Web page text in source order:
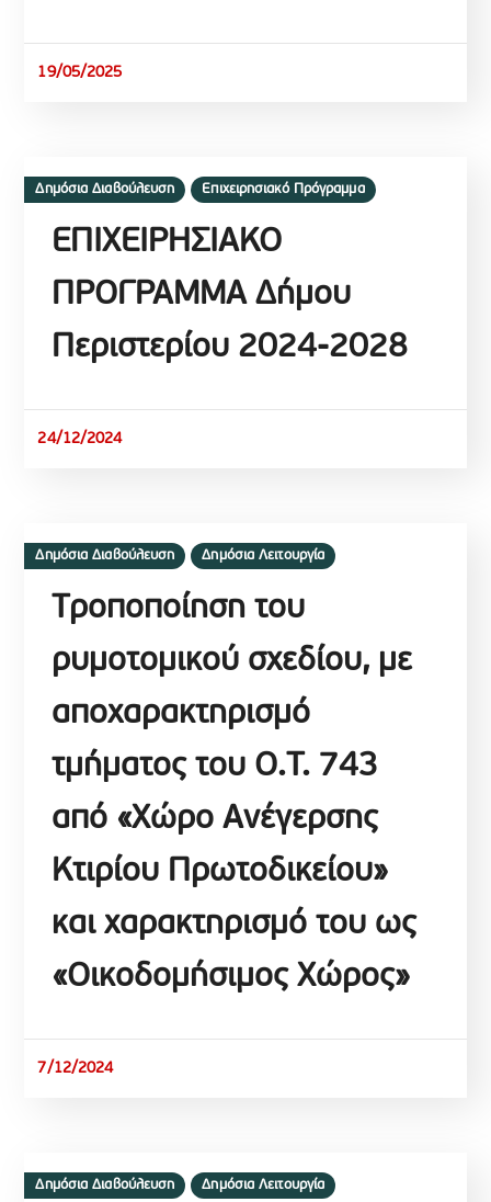
19/05/2025
Δημόσια Διαβούλευση Επιχειρησιακό Πρόγραμμα
ΕΠΙΧΕΙΡΗΣΙΑΚΟ
ΠΡΟΓΡΑΜΜΑ Δήμου
Περιστερίου 2024-2028
24/12/2024
Δημόσια Διαβούλευση Δημόσια Λειτουργία
Tροποποίηση του
ρυμοτομικού σχεδίου, με
αποχαρακτηρισμό
τμήματος του Ο.Τ. 743
από «Χώρο Ανέγερσης
Κτιρίου Πρωτοδικείου»
και χαρακτηρισμό του ως
«Οικοδομήσιμος Χώρος»
7/12/2024
Δημόσια Διαβούλευση Δημόσια Λειτουργία